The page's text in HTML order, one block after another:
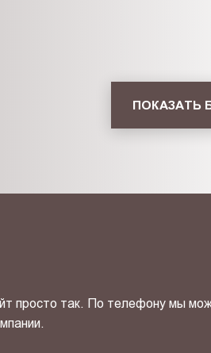
ПОКАЗАТЬ
просто так. По телефону мы